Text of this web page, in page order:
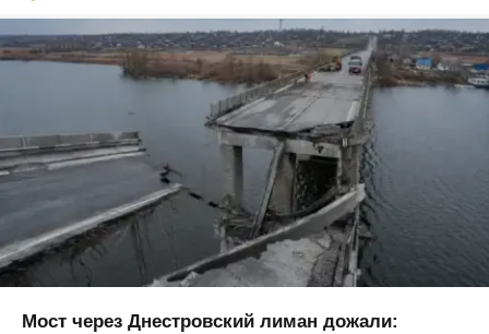
Мост через Днестровский лиман дожали: